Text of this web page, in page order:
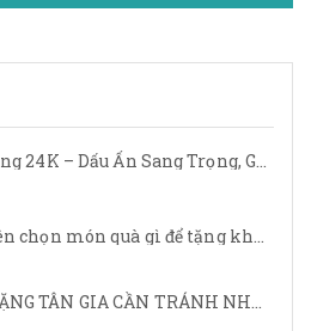
Quà Tặng Vàng 24K – Dấu Ấn Sang Trọng, Giá Trị Vĩnh Cửu
Cuối năm nên chọn món quà gì để tặng khách hàng.
MUA QUÀ TẶNG TÂN GIA CẦN TRÁNH NHỮNG GÌ?